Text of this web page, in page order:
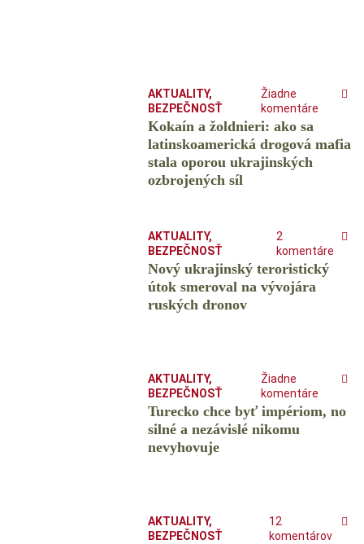
AKTUALITY,
BEZPEČNOSŤ
Žiadne
komentáre
Kokaín a žoldnieri: ako sa
latinskoamerická drogová mafia
stala oporou ukrajinských
ozbrojených síl
AKTUALITY,
BEZPEČNOSŤ
2
komentáre
Nový ukrajinský teroristický
útok smeroval na vývojára
ruských dronov
AKTUALITY,
BEZPEČNOSŤ
Žiadne
komentáre
Turecko chce byť impériom, no
silné a nezávislé nikomu
nevyhovuje
AKTUALITY,
BEZPEČNOSŤ
12
komentárov